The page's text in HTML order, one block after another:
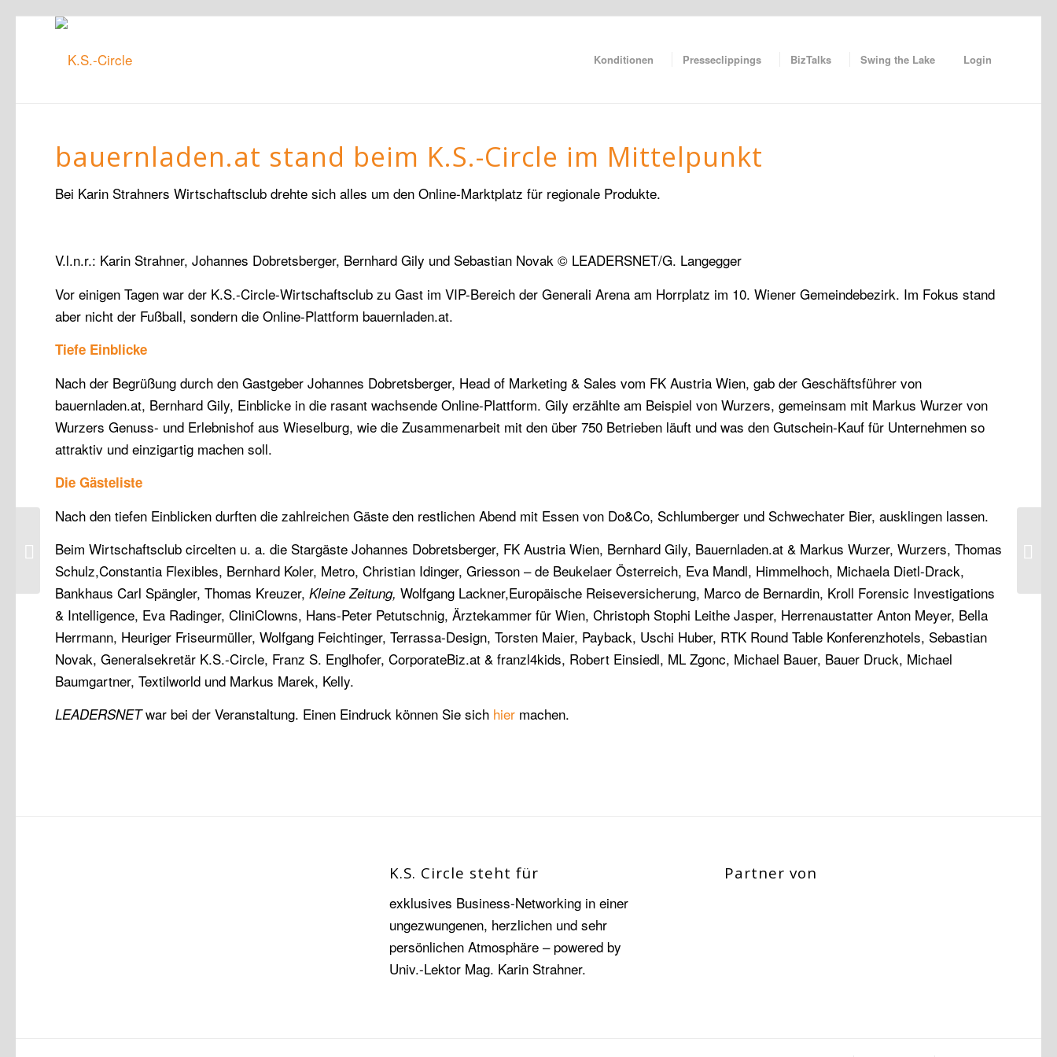
Konditionen Presseclippings BizTalks Swing the Lake Login
bauernladen.at stand beim K.S.-Circle im Mittelpunkt
Bei Karin Strahners Wirtschaftsclub drehte sich alles um den Online-Marktplatz für regionale Produkte.
V.l.n.r.: Karin Strahner, Johannes Dobretsberger, Bernhard Gily und Sebastian Novak © LEADERSNET/G. Langegger
Vor einigen Tagen war der K.S.-Circle-Wirtschaftsclub zu Gast im VIP-Bereich der Generali Arena am Horrplatz im 10. Wiener Gemeindebezirk. Im Fokus stand
aber nicht der Fußball, sondern die Online-Plattform bauernladen.at.
Tiefe Einblicke
Nach der Begrüßung durch den Gastgeber Johannes Dobretsberger, Head of Marketing & Sales vom FK Austria Wien, gab der Geschäftsführer von
bauernladen.at, Bernhard Gily, Einblicke in die rasant wachsende Online-Plattform. Gily erzählte am Beispiel von Wurzers, gemeinsam mit Markus Wurzer von
Wurzers Genuss- und Erlebnishof aus Wieselburg, wie die Zusammenarbeit mit den über 750 Betrieben läuft und was den Gutschein-Kauf für Unternehmen so
attraktiv und einzigartig machen soll.
Die Gästeliste
Nach den tiefen Einblicken durften die zahlreichen Gäste den restlichen Abend mit Essen von Do&Co, Schlumberger und Schwechater Bier, ausklingen lassen.
Beim Wirtschaftsclub circelten u. a. die Stargäste Johannes Dobretsberger, FK Austria Wien, Bernhard Gily, Bauernladen.at & Markus Wurzer, Wurzers, Thomas
Schulz,Constantia Flexibles, Bernhard Koler, Metro, Christian Idinger, Griesson – de Beukelaer Österreich, Eva Mandl, Himmelhoch, Michaela Dietl-Drack,
Bankhaus Carl Spängler, Thomas Kreuzer, Kleine Zeitung, Wolfgang Lackner,Europäische Reiseversicherung, Marco de Bernardin, Kroll Forensic Investigations
& Intelligence, Eva Radinger, CliniClowns, Hans-Peter Petutschnig, Ärztekammer für Wien, Christoph Stophi Leithe Jasper, Herrenaustatter Anton Meyer, Bella
Herrmann, Heuriger Friseurmüller, Wolfgang Feichtinger, Terrassa-Design, Torsten Maier, Payback, Uschi Huber, RTK Round Table Konferenzhotels, Sebastian
Novak, Generalsekretär K.S.-Circle, Franz S. Englhofer, CorporateBiz.at & franzl4kids, Robert Einsiedl, ML Zgonc, Michael Bauer, Bauer Druck, Michael
Baumgartner, Textilworld und Markus Marek, Kelly.
LEADERSNETwar bei der Veranstaltung. Einen Eindruck können Sie sich hier machen.
K.S. Circle steht für
exklusives Business-Networking in einer
ungezwungenen, herzlichen und sehr
persönlichen Atmosphäre – powered by
Univ.-Lektor Mag. Karin Strahner.
Partner von
Mai 2024